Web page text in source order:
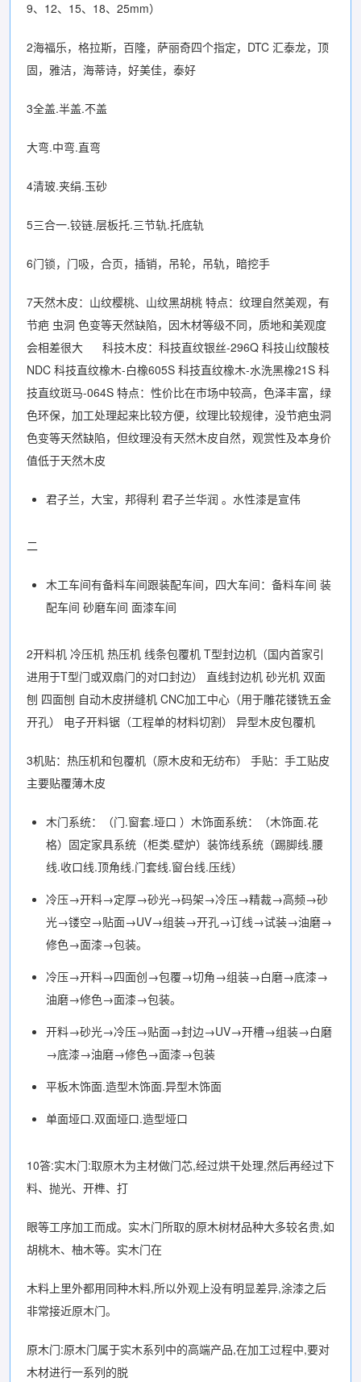
9、12、15、18、25mm）
2海福乐，格拉斯，百隆，萨丽奇四个指定，DTC 汇泰龙，顶
固，雅洁，海蒂诗，好美佳，泰好
3全盖.半盖.不盖
大弯.中弯.直弯
4清玻.夹绢.玉砂
5三合一.铰链.层板托.三节轨.托底轨
6门锁，门吸，合页，插销，吊轮，吊轨，暗挖手
7天然木皮：山纹樱桃、山纹黑胡桃 特点：纹理自然美观，有
节疤 虫洞 色变等天然缺陷，因木材等级不同，质地和美观度
会相差很大 科技木皮：科技直纹银丝-296Q 科技山纹酸枝
NDC 科技直纹橡木-白橡605S 科技直纹橡木-水洗黑橡21S 科
技直纹斑马-064S 特点：性价比在市场中较高，色泽丰富，绿
色环保，加工处理起来比较方便，纹理比较规律，没节疤虫洞
色变等天然缺陷，但纹理没有天然木皮自然，观赏性及本身价
值低于天然木皮
君子兰，大宝，邦得利 君子兰华润 。水性漆是宣伟
二
木工车间有备料车间跟装配车间，四大车间：备料车间 装
配车间 砂磨车间 面漆车间
2开料机 冷压机 热压机 线条包覆机 T型封边机（国内首家引
进用于T型门或双扇门的对口封边） 直线封边机 砂光机 双面
刨 四面刨 自动木皮拼缝机 CNC加工中心（用于雕花镂铣五金
开孔） 电子开料锯（工程单的材料切割） 异型木皮包覆机
3机贴：热压机和包覆机（原木皮和无纺布） 手贴：手工贴皮
主要贴覆薄木皮
木门系统：（门.窗套.垭口 ）木饰面系统：（木饰面.花
格）固定家具系统（柜类.壁炉）装饰线系统（踢脚线.腰
线.收口线.顶角线.门套线.窗台线.压线）
冷压→开料→定厚→砂光→码架→冷压→精裁→高频→砂
光→镂空→贴面→UV→组装→开孔→订线→试装→油磨→
修色→面漆→包装。
冷压→开料→四面创→包覆→切角→组装→白磨→底漆→
油磨→修色→面漆→包装。
开料→砂光→冷压→贴面→封边→UV→开槽→组装→白磨
→底漆→油磨→修色→面漆→包装
平板木饰面.造型木饰面.异型木饰面
单面垭口.双面垭口.造型垭口
10答:实木门:取原木为主材做门芯,经过烘干处理,然后再经过下
料、抛光、开榫、打
眼等工序加工而成。实木门所取的原木树材品种大多较名贵,如
胡桃木、柚木等。实木门在
木料上里外都用同种木料,所以外观上没有明显差异,涂漆之后
非常接近原木门。
原木门:原木门属于实木系列中的高端产品,在加工过程中,要对
木材进行一系列的脱